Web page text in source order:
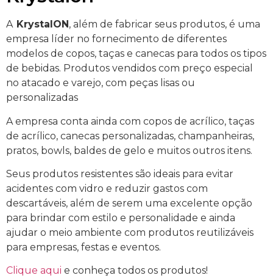
A KrystalON , além de fabricar seus produtos, é uma
empresa líder no fornecimento de diferentes
modelos de copos, taças e canecas para todos os tipos
de bebidas. Produtos vendidos com preço especial
no atacado e varejo, com peças lisas ou
personalizadas
A empresa conta ainda com copos de acrílico, taças
de acrílico, canecas personalizadas, champanheiras,
pratos, bowls, baldes de gelo e muitos outros itens.
Seus produtos resistentes são ideais para evitar
acidentes com vidro e reduzir gastos com
descartáveis, além de serem uma excelente opção
para brindar com estilo e personalidade e ainda
ajudar o meio ambiente com produtos reutilizáveis
para empresas, festas e eventos.
Clique aqui e conheça todos os produtos!